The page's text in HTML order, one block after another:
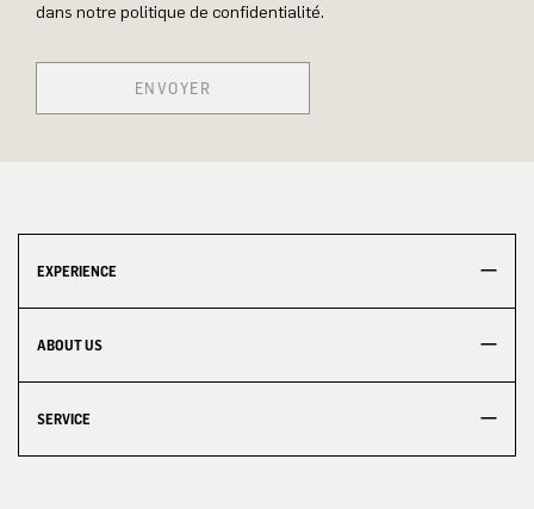
dans notre politique de confidentialité.
ENVOYER
EXPERIENCE
ABOUT US
SERVICE